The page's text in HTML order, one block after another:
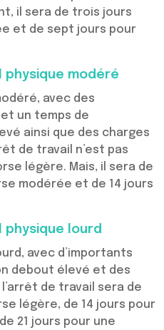
il sera de trois jours
et de sept jours pour
physique modéré
avec des
un temps de
ainsi que des charges
de travail n’est pas
légère. Mais, il sera de
modérée et de 14 jours
physique lourd
avec d’importants
debout élevé et des
de travail sera de
légère, de 14 jours pour
21 jours pour une